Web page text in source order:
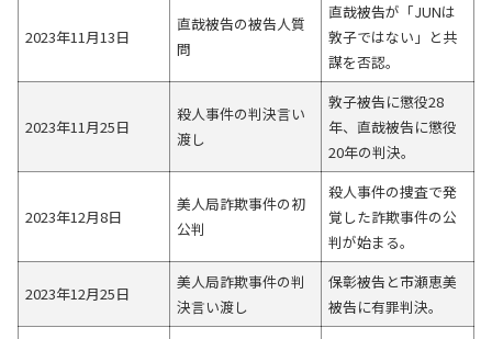
2023年11月13日
直哉被告の被告人質
問
直哉被告が「JUNは
敦子ではない」と共
謀を否認。
2023年11月25日
殺人事件の判決言い
渡し
敦子被告に懲役28
年、直哉被告に懲役
20年の判決。
2023年12月8日
美人局詐欺事件の初
公判
殺人事件の捜査で発
覚した詐欺事件の公
判が始まる。
2023年12月25日
美人局詐欺事件の判
決言い渡し
保彰被告と市瀬恵美
被告に有罪判決。